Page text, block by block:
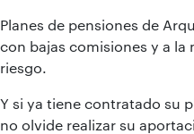
Planes de pensiones de
con bajas comisiones y a la
riesgo.
Y si ya tiene contratado su
no olvide realizar su